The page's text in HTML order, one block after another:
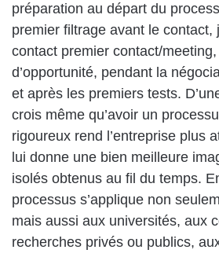
préparation au départ du
premier filtrage avant le contact,
contact premier contact/meeting,
d’opportunité, pendant la
et après les premiers tests.
crois même qu’avoir un
rigoureux rend l’entreprise plus
lui donne une bien meilleure
isolés obtenus au fil du temps.
processus s’applique non
mais aussi aux universités, aux
recherches privés ou publics,